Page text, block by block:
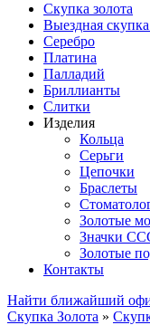
Скупка золота
Выездная скупка
Серебро
Платина
Палладий
Бриллианты
Слитки
Изделия
Кольца
Серьги
Цепочки
Браслеты
Золотые
Значки
Золотые
Контакты
Найти ближайший
Скупка Золота »